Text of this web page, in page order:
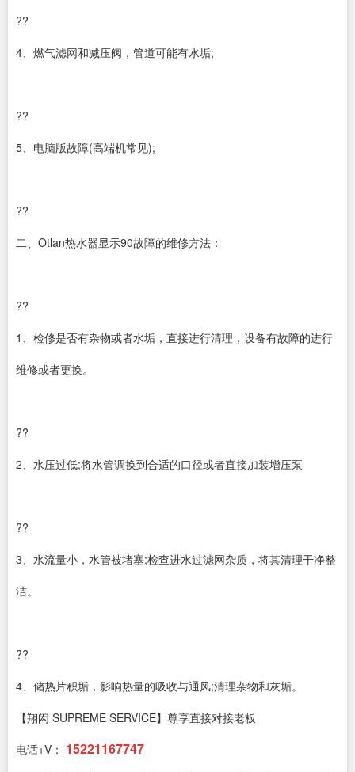
??
4、燃气滤网和减压阀，管道可能有水垢;
??
5、电脑版故障(高端机常见);
??
二、Otlan热水器显示90故障的维修方法：
??
1、检修是否有杂物或者水垢，直接进行清理，设备有故障的进行
维修或者更换。
??
2、水压过低;将水管调换到合适的口径或者直接加装增压泵
??
3、水流量小，水管被堵塞;检查进水过滤网杂质，将其清理干净整
洁。
??
4、储热片积垢，影响热量的吸收与通风;清理杂物和灰垢。
【翔闳 SUPREME SERVICE】尊享直接对接老板
电话+V： 15221167747